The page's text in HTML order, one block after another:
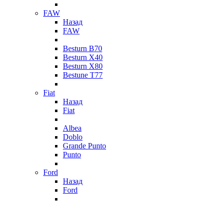
FAW
Назад
FAW
Besturn B70
Besturn X40
Besturn X80
Bestune T77
Fiat
Назад
Fiat
Albea
Doblo
Grande Punto
Punto
Ford
Назад
Ford